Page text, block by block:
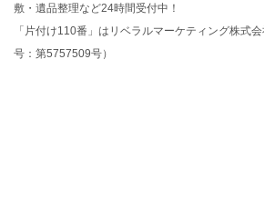
敷・遺品整理など24時間受付中！
「片付け110番」はリベラルマーケティング株式
号：第5757509号）